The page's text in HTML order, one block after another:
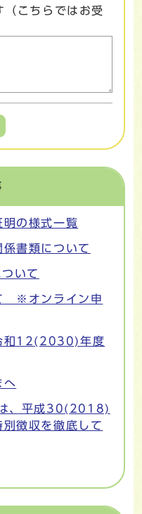
こちらではお受
の様式一覧
書類について
いて
※オンライン申
和12(2030)年度
へ
、平成30(2018)
徴収を徹底して